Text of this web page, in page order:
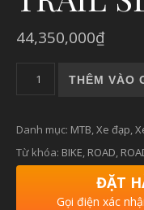
44,350,000₫
Xe Đạp THÊM VÀO
Danh mục: MTB,Xe đạp,
Từ khóa: BIKE, ROAD,
ĐẶT
Gọi điện xác